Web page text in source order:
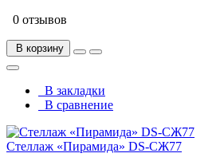
0 отзывов
В корзину
В закладки
В сравнение
Стеллаж «Пирамида» DS-СЖ77